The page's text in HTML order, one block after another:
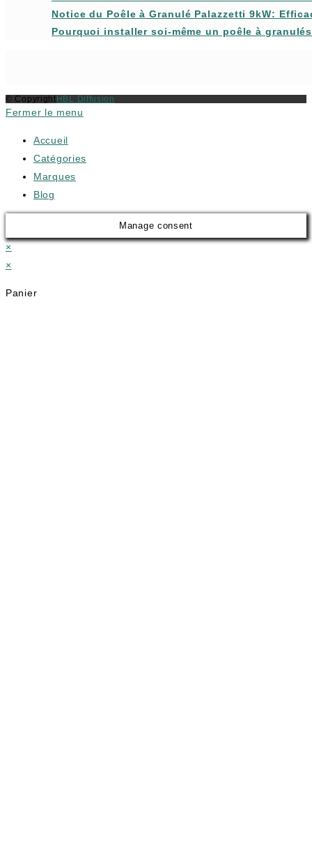
Notice du Poêle à Granulé Palazzetti 9kW:
Pourquoi installer soi-même un poêle à
© Copyright HBL Diffusion
Fermer le menu
Accueil
Catégories
Marques
Blog
Manage consent
×
×
Panier